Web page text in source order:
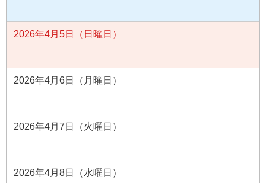
2026年4月5日（日曜日）
2026年4月6日（月曜日）
2026年4月7日（火曜日）
2026年4月8日（水曜日）